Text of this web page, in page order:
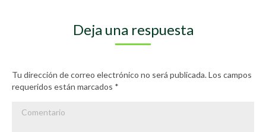
Deja una respuesta
Tu dirección de correo electrónico no será publicada. Los campos
requeridos están marcados *
Comentario